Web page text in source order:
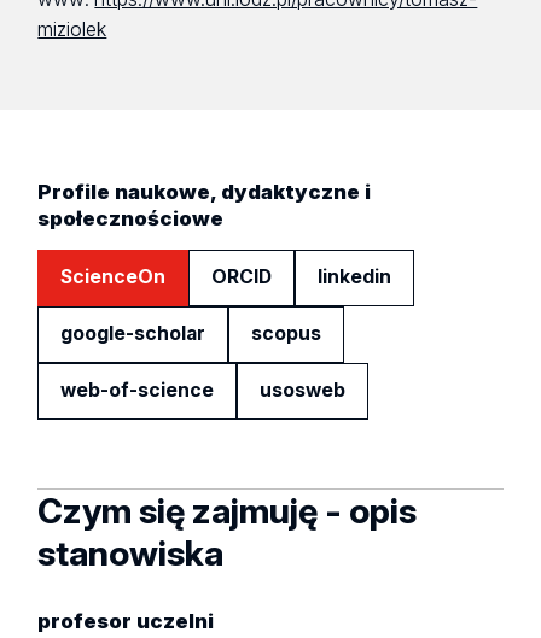
miziolek
Profile naukowe, dydaktyczne i
społecznościowe
ScienceOn ORCID linkedin
google-scholar scopus
web-of-science usosweb
Czym się zajmuję - opis
stanowiska
profesor uczelni